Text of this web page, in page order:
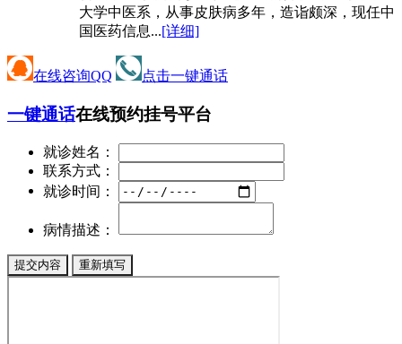
大学中医系，从事皮肤病多年，造诣颇深，现任中
国医药信息...[详细]
在线咨询QQ 点击一键通话
一键通话在线预约挂号平台
就诊姓名：
联系方式：
就诊时间：
病情描述：